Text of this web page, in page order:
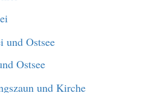
Ostsee